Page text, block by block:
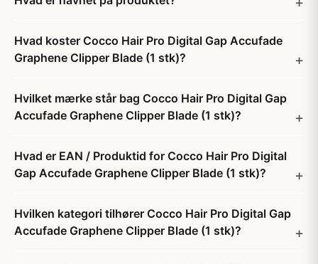
Hvad koster Cocco Hair Pro Digital Gap Accufade
Graphene Clipper Blade (1 stk)?
Hvilket mærke står bag Cocco Hair Pro Digital Gap
Accufade Graphene Clipper Blade (1 stk)?
Hvad er EAN / Produktid for Cocco Hair Pro Digital
Gap Accufade Graphene Clipper Blade (1 stk)?
Hvilken kategori tilhører Cocco Hair Pro Digital Gap
Accufade Graphene Clipper Blade (1 stk)?